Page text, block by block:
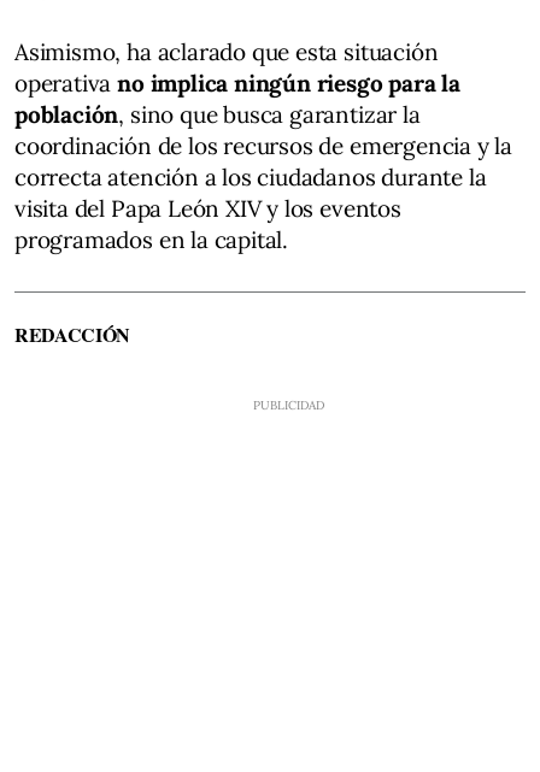
Asimismo, ha aclarado que esta situación
operativano implica ningún riesgo para la
población, sino que busca garantizar la
coordinación de los recursos de emergencia y la
correcta atención a los ciudadanos durante la
visita del Papa León XIV y los eventos
programados en la capital.
REDACCIÓN